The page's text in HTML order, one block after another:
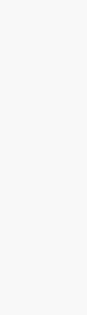
“人道危
西班牙